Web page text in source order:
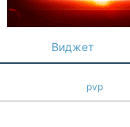
Виджет
pvp